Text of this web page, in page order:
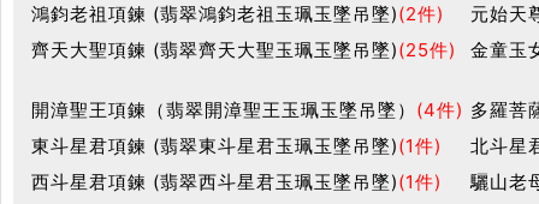
鴻鈞老祖項鍊 (翡翠鴻鈞老祖玉珮玉墜吊墜)(2件)
元始天
齊天大聖項鍊 (翡翠齊天大聖玉珮玉墜吊墜)(25件) 金童玉
開漳聖王項鍊（翡翠開漳聖王玉珮玉墜吊墜） (4件) 多羅菩
東斗星君項鍊 (翡翠東斗星君玉珮玉墜吊墜)(1件)
北斗星
西斗星君項鍊 (翡翠西斗星君玉珮玉墜吊墜)(1件)
驪山老